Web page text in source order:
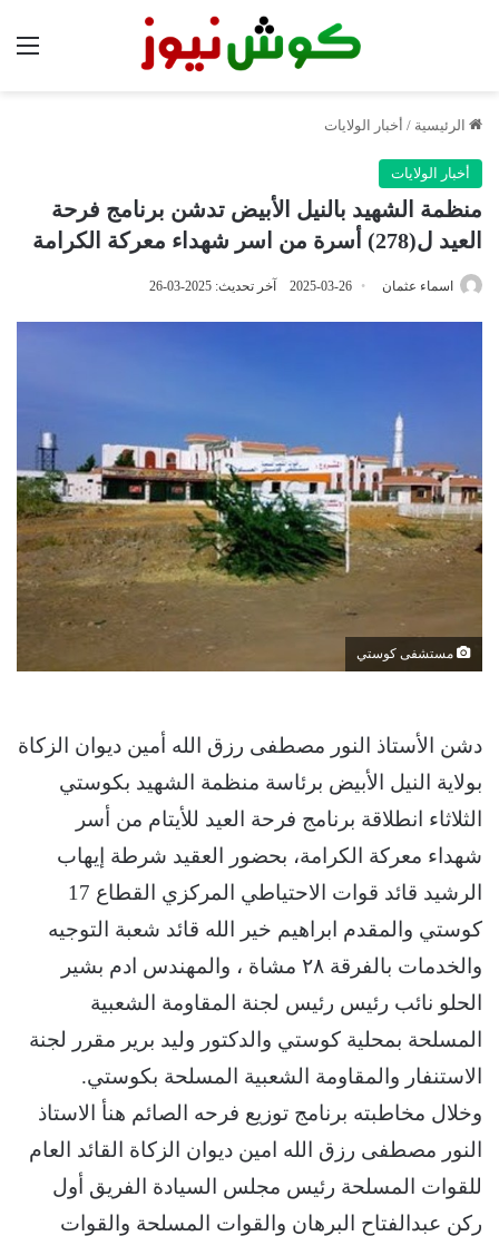
الرئيسية / أخبار الولايات
أخبار الولايات
منظمة الشهيد بالنيل الأبيض تدشن برنامج فرحة
العيد ل(278) أسرة من اسر شهداء معركة الكرامة
اسماء عثمان 2025-03-26 آخر تحديث: 2025-03-26
مستشفى كوستي
دشن الأستاذ النور مصطفى رزق الله أمين ديوان الزكاة
بولاية النيل الأبيض برئاسة منظمة الشهيد بكوستي
الثلاثاء انطلاقة برنامج فرحة العيد للأيتام من أسر
شهداء معركة الكرامة، بحضور العقيد شرطة إيهاب
الرشيد قائد قوات الاحتياطي المركزي القطاع 17
كوستي والمقدم ابراهيم خير الله قائد شعبة التوجيه
والخدمات بالفرقة ٢٨ مشاة ، والمهندس ادم بشير
الحلو نائب رئيس رئيس لجنة المقاومة الشعبية
المسلحة بمحلية كوستي والدكتور وليد برير مقرر لجنة
الاستنفار والمقاومة الشعبية المسلحة بكوستي.
وخلال مخاطبته برنامج توزيع فرحه الصائم هنأ الاستاذ
النور مصطفى رزق الله امين ديوان الزكاة القائد العام
للقوات المسلحة رئيس مجلس السيادة الفريق أول
ركن عبدالفتاح البرهان والقوات المسلحة والقوات